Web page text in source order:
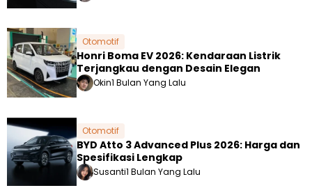
Otomotif
Honri Boma EV 2026: Kendaraan Listrik
Terjangkau dengan Desain Elegan
Okin1 Bulan Yang Lalu
Otomotif
BYD Atto 3 Advanced Plus 2026: Harga dan
Spesifikasi Lengkap
Susanti1 Bulan Yang Lalu